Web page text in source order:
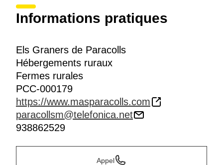
Informations pratiques
Els Graners de Paracolls
Hébergements ruraux
Fermes rurales
PCC-000179
https://www.masparacolls.com
paracollsm@telefonica.net
938862529
Appel